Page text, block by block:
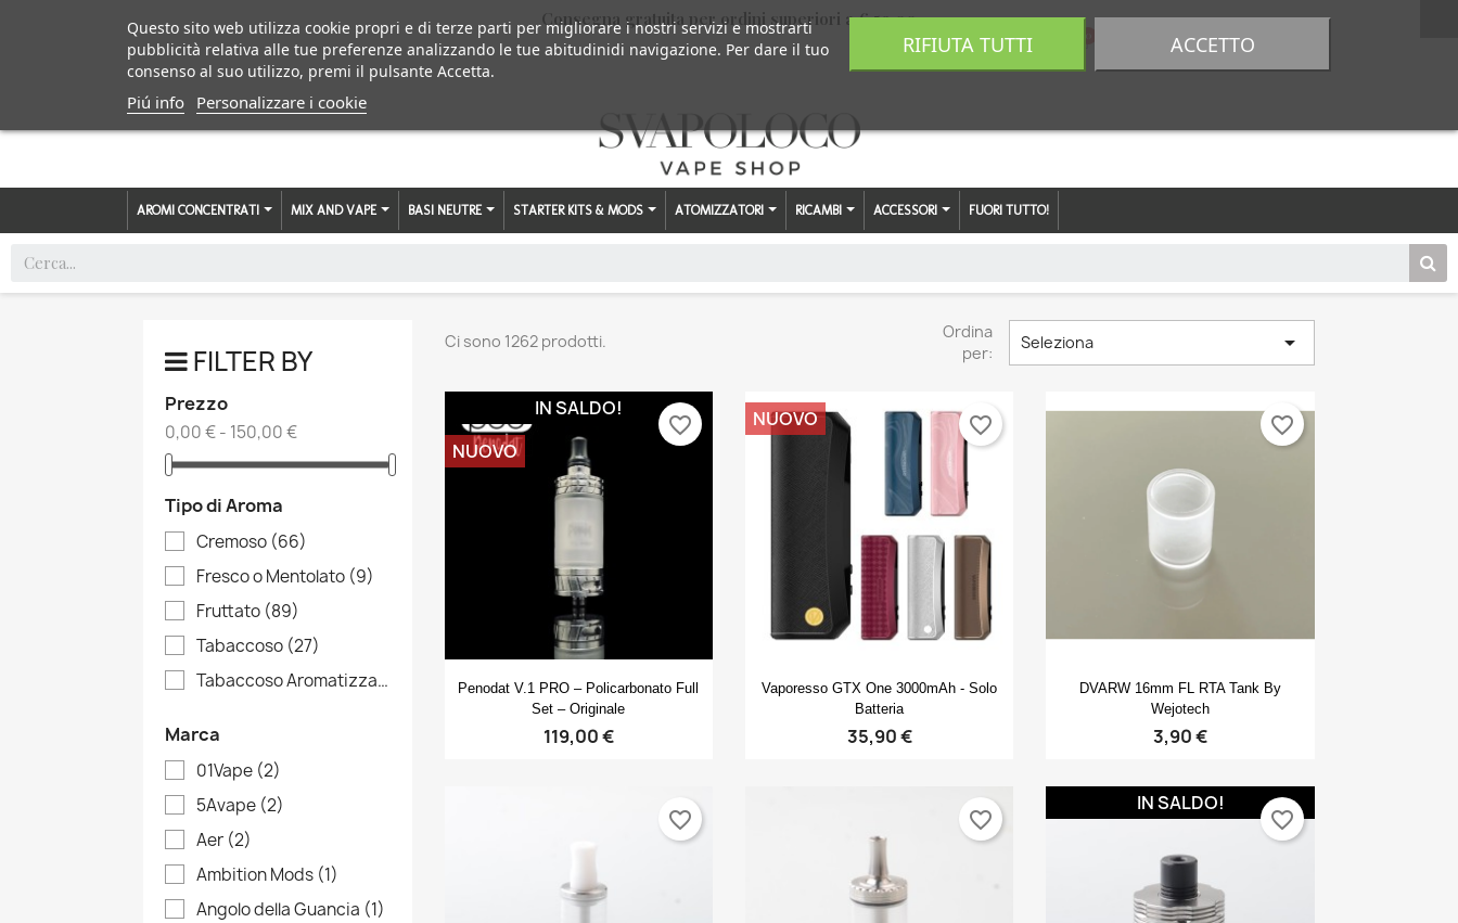
Consegna gratuita per ordini superiori a € 59,00
0,00 €
AROMI CONCENTRATI MIX AND VAPE BASI NEUTRE STARTER KITS & MODS ATOMIZZATORI RICAMBI ACCESSORI FUORI TUTTO!
FILTER BY
Prezzo
0,00 € - 150,00 €
Tipo di Aroma
Cremoso (66)
Fresco o Mentolato (9)
Fruttato (89)
Tabaccoso (27)
Tabaccoso Aromatizzato
Marca
01Vape (2)
5Avape (2)
Aer (2)
Ambition Mods (1)
Angolo della Guancia (1)
Ci sono 1262 prodotti.
Ordina
per:
Seleziona 
Anteprima
Penodat V.1 PRO – Policarbonato Full
Set – Originale
119,00 €
IN SALDO!
NUOVO
favorite_border
Anteprima
Vaporesso GTX One 3000mAh - Solo
Batteria
35,90 €
NUOVO favorite_border
Anteprima
DVARW 16mm FL RTA Tank By
Wejotech
3,90 €
favorite_border
favorite_border favorite_border
IN SALDO!
favorite_border
Questo sito web utilizza cookie propri e di terze parti per migliorare i nostri servizi e mostrarti
pubblicità relativa alle tue preferenze analizzando le tue abitudinidi navigazione. Per dare il tuo
consenso al suo utilizzo, premi il pulsante Accetta.
Piú info Personalizzare i cookie
RIFIUTA TUTTI ACCETTO